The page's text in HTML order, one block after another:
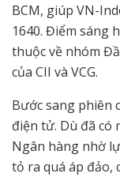
BCM, giúp VN-
1640. Điểm sáng
thuộc về nhóm
của CII và VCG.
Bước sang phiên
điện tử. Dù đã
Ngân hàng nhờ
tỏ ra quá áp đảo,